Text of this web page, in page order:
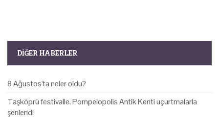
DIĞER HABERLER
8 Ağustos'ta neler oldu?
Taşköprü festivalle, Pompeiopolis Antik Kenti uçurtmalarla
şenlendi